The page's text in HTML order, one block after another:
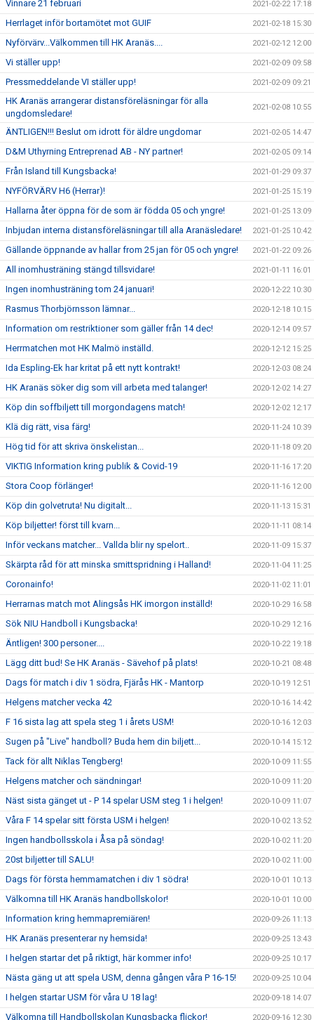
Vinnare 21 februari 2021-02-22 17:18
Herrlaget inför bortamötet mot GUIF 2021-02-18 15:30
Nyförvärv...Välkommen till HK Aranäs.... 2021-02-12 12:00
Vi ställer upp! 2021-02-09 09:58
Pressmeddelande VI ställer upp! 2021-02-09 09:21
HK Aranäs arrangerar distansföreläsningar för alla
ungdomsledare!
2021-02-08 10:55
ÄNTLIGEN!!! Beslut om idrott för äldre ungdomar 2021-02-05 14:47
D&M Uthyrning Entreprenad AB - NY partner! 2021-02-05 09:14
Från Island till Kungsbacka! 2021-01-29 09:37
NYFÖRVÄRV H6 (Herrar)! 2021-01-25 15:19
Hallarna åter öppna för de som är födda 05 och yngre! 2021-01-25 13:09
Inbjudan interna distansföreläsningar till alla Aranäsledare! 2021-01-25 10:42
Gällande öppnande av hallar from 25 jan för 05 och yngre! 2021-01-22 09:26
All inomhusträning stängd tillsvidare! 2021-01-11 16:01
Ingen inomhusträning tom 24 januari! 2020-12-22 10:30
Rasmus Thorbjörnsson lämnar... 2020-12-18 10:15
Information om restriktioner som gäller från 14 dec! 2020-12-14 09:57
Herrmatchen mot HK Malmö inställd. 2020-12-12 15:25
Ida Espling-Ek har kritat på ett nytt kontrakt! 2020-12-03 08:24
HK Aranäs söker dig som vill arbeta med talanger! 2020-12-02 14:27
Köp din soffbiljett till morgondagens match! 2020-12-02 12:17
Klä dig rätt, visa färg! 2020-11-24 10:39
Hög tid för att skriva önskelistan... 2020-11-18 09:20
VIKTIG Information kring publik & Covid-19 2020-11-16 17:20
Stora Coop förlänger! 2020-11-16 12:00
Köp din golvetruta! Nu digitalt... 2020-11-13 15:31
Köp biljetter! först till kvarn... 2020-11-11 08:14
Inför veckans matcher... Vallda blir ny spelort.. 2020-11-09 15:37
Skärpta råd för att minska smittspridning i Halland! 2020-11-04 11:25
Coronainfo! 2020-11-02 11:01
Herrarnas match mot Alingsås HK imorgon inställd! 2020-10-29 16:58
Sök NIU Handboll i Kungsbacka! 2020-10-29 12:16
Äntligen! 300 personer.... 2020-10-22 19:18
Lägg ditt bud! Se HK Aranäs - Sävehof på plats! 2020-10-21 08:48
Dags för match i div 1 södra, Fjärås HK - Mantorp 2020-10-19 12:51
Helgens matcher vecka 42 2020-10-16 14:42
F 16 sista lag att spela steg 1 i årets USM! 2020-10-16 12:03
Sugen på "Live" handboll? Buda hem din biljett... 2020-10-14 15:12
Tack för allt Niklas Tengberg! 2020-10-09 11:55
Helgens matcher och sändningar! 2020-10-09 11:20
Näst sista gänget ut - P 14 spelar USM steg 1 i helgen! 2020-10-09 11:07
Våra F 14 spelar sitt första USM i helgen! 2020-10-02 13:52
Ingen handbollsskola i Åsa på söndag! 2020-10-02 11:20
20st biljetter till SALU! 2020-10-02 11:00
Dags för första hemmamatchen i div 1 södra! 2020-10-01 10:13
Välkomna till HK Aranäs handbollskolor! 2020-10-01 10:00
Information kring hemmapremiären! 2020-09-26 11:13
HK Aranäs presenterar ny hemsida! 2020-09-25 13:43
I helgen startar det på riktigt, här kommer info! 2020-09-25 10:17
Nästa gäng ut att spela USM, denna gången våra P 16-15! 2020-09-25 10:04
I helgen startar USM för våra U 18 lag! 2020-09-18 14:07
Välkomna till Handbollskolan Kungsbacka flickor! 2020-09-16 12:30